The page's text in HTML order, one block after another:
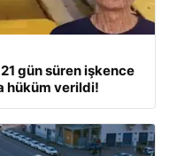
gün süren işkence
hüküm verildi!